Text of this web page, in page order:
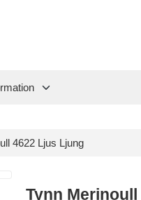
4622 Ljus Ljung
Tynn